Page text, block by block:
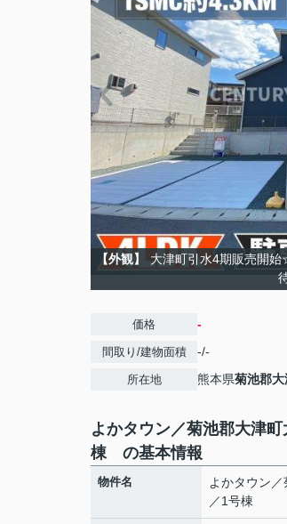
【外観】
大津町引水4期販売開
価格 -
間取り/建物面積 -/-
所在地 熊本県菊池郡大
よかタウン／菊池郡大津
棟 の基本情報
物件名
よかタウン
／1号棟